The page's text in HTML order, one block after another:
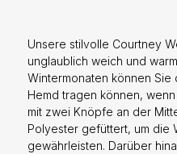
Unsere stilvolle Courtney
unglaublich weich und
Wintermonaten können
Hemd tragen können,
mit zwei Knöpfe an der
Polyester gefüttert, um die
gewährleisten. Darüber